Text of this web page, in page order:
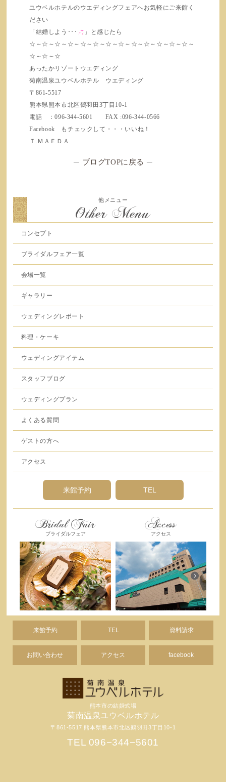
ユウベルホテルのウエディングフェアへお気軽にご来館く
ださい
「結婚しよう･･･
」と感じたら
☆～☆～☆～☆～☆～☆～☆～☆～☆～☆～☆～☆～☆～
☆～☆～☆
あったかリゾートウエディング
菊南温泉ユウベルホテル ウエディング
〒861-5517
熊本県熊本市北区鶴羽田3丁目10-1
電話 ：096-344-5601 FAX :096-344-0566
Facebook もチェックして・・・いいね！
Ｔ.ＭＡＥＤＡ
─ ブログTOPに戻る ─
他メニュー
Other Menu
コンセプト
ブライダルフェア一覧
会場一覧
ギャラリー
ウェディングレポート
料理・ケーキ
ウェディングアイテム
スタッフブログ
ウェディングプラン
よくある質問
ゲストの方へ
アクセス
来館予約 TEL
Bridal Fair
ブライダルフェア
Access
アクセス
来館予約 TEL 資料請求
お問い合わせ アクセス facebook
熊本市の結婚式場
菊南温泉ユウベルホテル
〒861-5517 熊本県熊本市北区鶴羽田3丁目10-1
TEL 096−344−5601